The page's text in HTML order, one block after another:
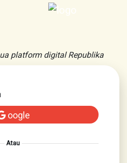
platform digital Republika
oogle
Atau